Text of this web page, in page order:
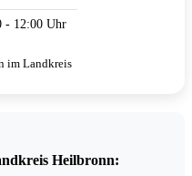
- 12:00 Uhr
im Landkreis
Heilbronn: